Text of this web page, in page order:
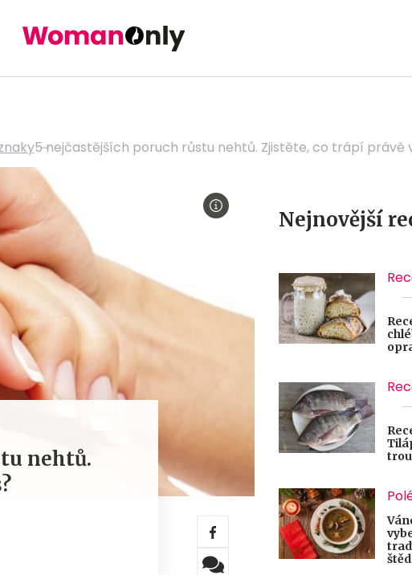
5 nejčastějších poruch růstu nehtů. Zjistěte, co trápí právě
nehtů.
Nejnovější